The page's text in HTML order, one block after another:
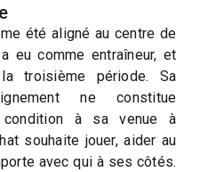
été aligné au centre de
eu comme entraîneur, et
troisième période. Sa
ne constitue
à sa venue à
souhaite jouer, aider au
avec qui à ses côtés.